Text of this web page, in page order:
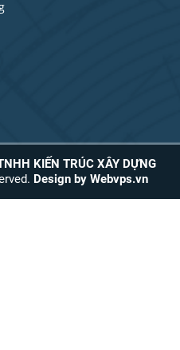
KIẾN TRÚC XÂY DỰNG
Design by Webvps.vn